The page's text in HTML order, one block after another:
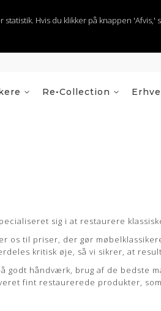
Hvis du klikker på knappen
Re•Collection
sig i at restaurere
os til priser, der gør
kritisk øje, så vi sikrer, at
håndværk, brug af de bedste
fint restaurerede produkter,